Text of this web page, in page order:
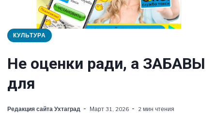
КУЛЬТУРА
Не оценки ради, а ЗАБАВЫ
для
Редакция сайта Ухтаград Март 31, 2026 2 мин чтения